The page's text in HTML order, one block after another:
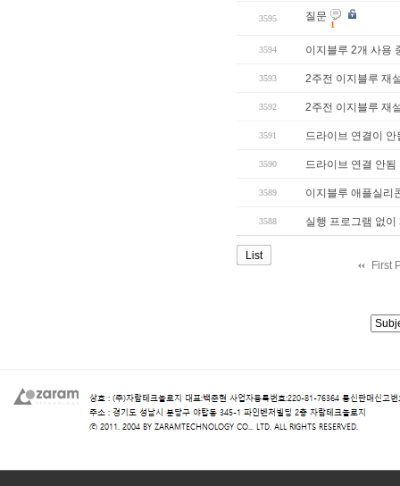
3595 질문
1
3594 이지블루 2개 사용
3593 2주전 이지블루 재
3592 2주전 이지블루 재
3591 드라이브 연결이 안
3590 드라이브 연결 안됨
3589 이지블루 애플실리
3588 실행 프로그램 없
List
First